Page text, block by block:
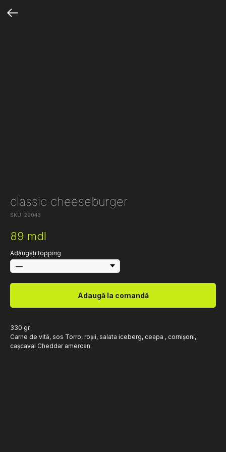
classic cheeseburger
SKU: 29043
89 mdl
Adăugați topping
Adaugă la comandă
330 gr
Carne de vită, sos Torro, roșii, salata iceberg, ceapa , cornișoni,
cașcaval Cheddar amercan